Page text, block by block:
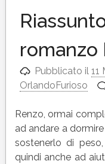
romanzo
Pubblicato il11
OrlandoFurioso
Renzo, ormai
ad andare a
sostenerlo di
quindi anche ad